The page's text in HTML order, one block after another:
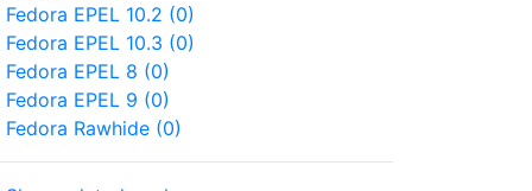
Fedora EPEL 10.2 (0)
Fedora EPEL 10.3 (0)
Fedora EPEL 8 (0)
Fedora EPEL 9 (0)
Fedora Rawhide (0)